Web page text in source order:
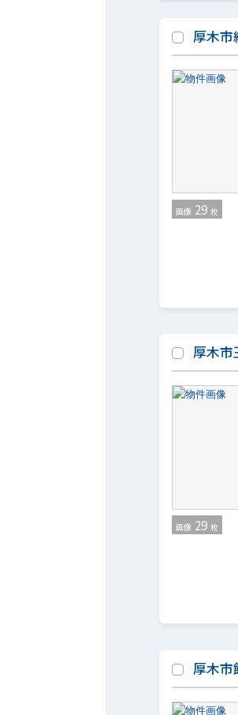
厚木市
画像 29 枚
厚木
画像 29 枚
厚木市